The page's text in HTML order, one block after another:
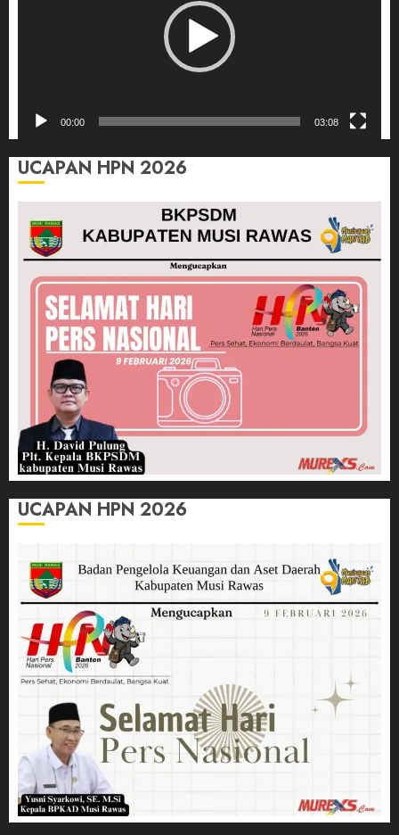
00:00 03:08
UCAPAN HPN 2026
UCAPAN HPN 2026